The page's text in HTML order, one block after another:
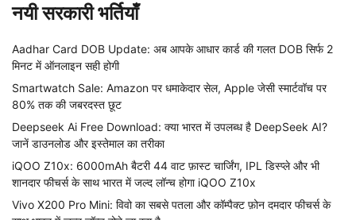
नयी सरकारी भर्तियाँ
Aadhar Card DOB Update: अब आपके आधार कार्ड की गलत DOB सिर्फ 2
मिनट में ऑनलाइन सही होगी
Smartwatch Sale: Amazon पर धमाकेदार सेल, Apple जेसी स्मार्टवॉच पर
80% तक की जबरदस्त छूट
Deepseek Ai Free Download: क्या भारत में उपलब्ध है DeepSeek AI?
जानें डाउनलोड और इस्तेमाल का तरीका
iQOO Z10x: 6000mAh बैटरी 44 वाट फ़ास्ट चार्जिंग, IPL डिस्प्ले और भी
शानदार फीचर्स के साथ भारत में जल्द लॉन्च होगा iQOO Z10x
Vivo X200 Pro Mini: विवो का सबसे पतला और कॉम्पैक्ट फ़ोन दमदार फीचर्स के